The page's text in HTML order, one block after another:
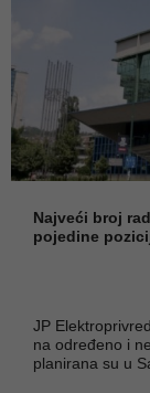
Najveći broj
pojedine
JP
na određeno i
planirana su u